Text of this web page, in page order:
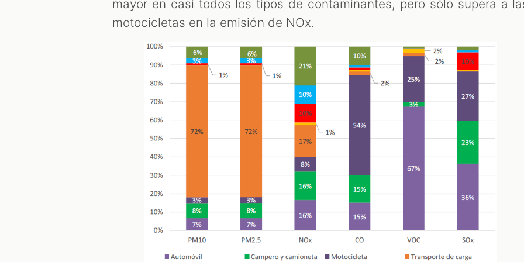
mayor en casi todos los tipos de contaminantes, pero sólo supera a
motocicletas en la emisión de NOx.